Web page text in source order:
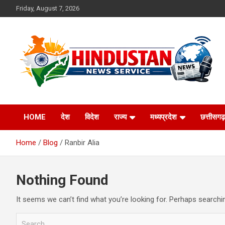
to
Friday, August 7, 2026
Hindustan News
Service
HOME देश विदेश राज्य मध्यप्रदेश छत्तीसगढ़
Home Blog Ranbir Alia
Nothing Found
It seems we can’t find what you’re looking for. Perhaps